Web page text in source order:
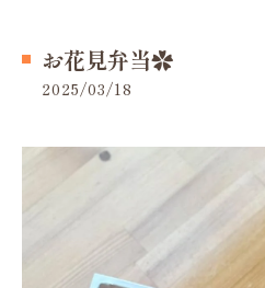
お花見弁当✿
2025/03/18